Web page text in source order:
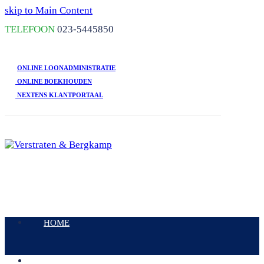
skip to Main Content
TELEFOON 023-5445850
ONLINE LOONADMINISTRATIE
ONLINE BOEKHOUDEN
NEXTENS KLANTPORTAAL
Mobile
HOME